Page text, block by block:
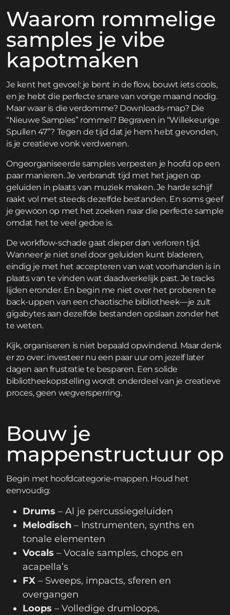
Waarom rommelige
samples je vibe
kapotmaken
Je kent het gevoel: je bent in de flow, bouwt iets cools,
en je hebt die perfecte snare van vorige maand nodig.
Maar waar is die verdomme? Downloads-map? Die
“Nieuwe Samples” rommel? Begraven in “Willekeurige
Spullen 47”? Tegen de tijd dat je hem hebt gevonden,
is je creatieve vonk verdwenen.
Ongeorganiseerde samples verpesten je hoofd op een
paar manieren. Je verbrandt tijd met het jagen op
geluiden in plaats van muziek maken. Je harde schijf
raakt vol met steeds dezelfde bestanden. En soms geef
je gewoon op met het zoeken naar die perfecte sample
omdat het te veel gedoe is.
De workflow-schade gaat dieper dan verloren tijd.
Wanneer je niet snel door geluiden kunt bladeren,
eindig je met het accepteren van wat voorhanden is in
plaats van te vinden wat daadwerkelijk past. Je tracks
lijden eronder. En begin me niet over het proberen te
back-uppen van een chaotische bibliotheek—je zult
gigabytes aan dezelfde bestanden opslaan zonder het
te weten.
Kijk, organiseren is niet bepaald opwindend. Maar denk
er zo over: investeer nu een paar uur om jezelf later
dagen aan frustratie te besparen. Een solide
bibliotheekopstelling wordt onderdeel van je creatieve
proces, geen wegversperring.
Bouw je
mappenstructuur op
Begin met hoofdcategorie-mappen. Houd het
eenvoudig:
Drums – Al je percussiegeluiden
Melodisch – Instrumenten, synths en
tonale elementen
Vocals – Vocale samples, chops en
acapella’s
FX – Sweeps, impacts, sferen en
overgangen
Loops – Volledige drumloops,